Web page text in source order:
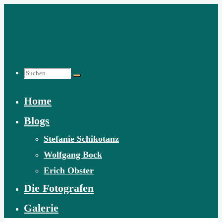
Suchen
nach:
Home
Blogs
Stefanie Schikotanz
Wolfgang Bock
Erich Obster
Die Fotografen
Galerie